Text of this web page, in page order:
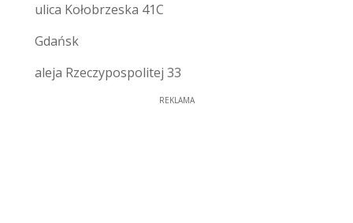
ulica Kołobrzeska 41C
Gdańsk
aleja Rzeczypospolitej 33
REKLAMA